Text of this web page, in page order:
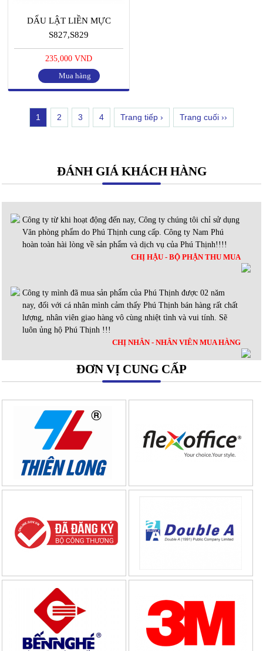
DẤU LẬT LIỀN MỰC
S827,S829
235,000 VND
Mua hàng
1 2 3 4 Trang tiếp › Trang cuối ››
ĐÁNH GIÁ KHÁCH HÀNG
Công ty từ khi hoạt động đến nay, Công ty chúng tôi chỉ sử dụng
Văn phòng phẩm do Phú Thịnh cung cấp. Công ty Nam Phú
hoàn toàn hài lòng về sản phẩm và dịch vụ của Phú Thịnh!!!!
CHỊ HẬU - BỘ PHẬN THU MUA
Công ty mình đã mua sản phẩm của Phú Thịnh được 02 năm
nay, đối với cá nhân mình cảm thấy Phú Thịnh bán hàng rất chất
lượng, nhân viên giao hàng vô cùng nhiệt tình và vui tính. Sẽ
luôn ủng hộ Phú Thịnh !!!
CHỊ NHÂN - NHÂN VIÊN MUA HÀNG
ĐƠN VỊ CUNG CẤP